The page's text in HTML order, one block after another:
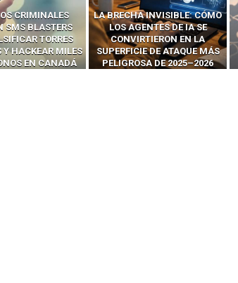
INVISIBLE: CÓMO
DE IA SE
EN LA
DE ATAQUE MÁS
DE 2025–2026
OLVIDA METASPLOIT: CÓMO
PREDATOR HACKEA
CUALQUIER MÓVIL CON
ATAQUES PUBLICITARIOS
CERO-CLIC